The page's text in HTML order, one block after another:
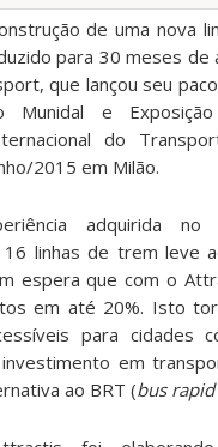
de uma nova
para 30 meses de
que lançou seu
Munidal e
do
2015 em Milão.
adquirida
16 linhas de trem leve
espera que com o
em até 20%. Isto
para cidades
em
ao BRT (bus